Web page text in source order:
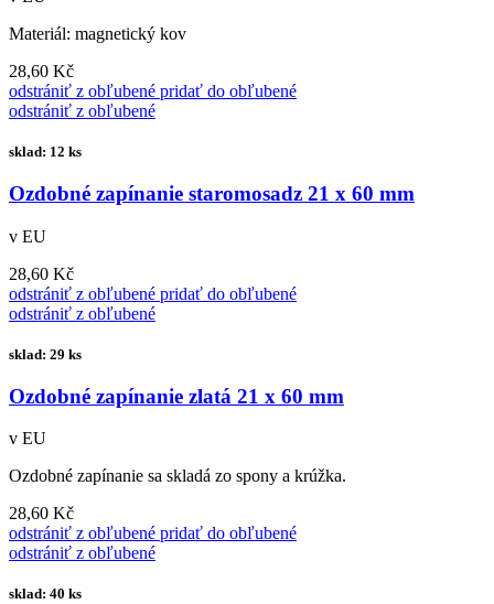
Materiál: magnetický kov
28,60 Kč
odstrániť z obľubené pridať do obľubené
odstrániť z obľubené
sklad: 12 ks
Ozdobné zapínanie staromosadz 21 x 60 mm
v EU
28,60 Kč
odstrániť z obľubené pridať do obľubené
odstrániť z obľubené
sklad: 29 ks
Ozdobné zapínanie zlatá 21 x 60 mm
v EU
Ozdobné zapínanie sa skladá zo spony a krúžka.
28,60 Kč
odstrániť z obľubené pridať do obľubené
odstrániť z obľubené
sklad: 40 ks